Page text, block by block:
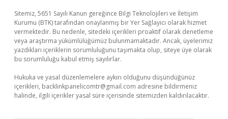
Sitemiz, 5651 Sayılı Kanun gereğince Bilgi Teknolojileri ve İletişim
Kurumu (BTK) tarafından onaylanmış bir Yer Sağlayıcı olarak hizmet
vermektedir. Bu nedenle, sitedeki içerikleri proaktif olarak denetleme
veya araştırma yükümlülüğümüz bulunmamaktadır. Ancak, üyelerimiz
yazdıkları içeriklerin sorumluluğunu taşımakta olup, siteye üye olarak
bu sorumluluğu kabul etmiş sayılırlar.
Hukuka ve yasal düzenlemelere aykırı olduğunu düşündüğünüz
içerikleri, backlinkpanelicomtr@gmail.com adresine bildirmeniz
halinde, ilgili içerikler yasal süre içerisinde sitemizden kaldırılacaktır.